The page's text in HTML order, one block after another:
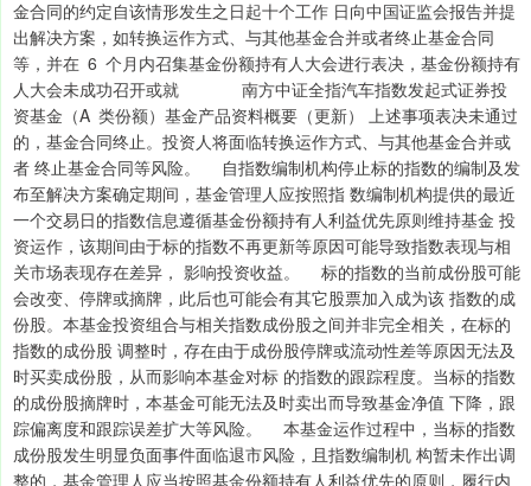
金合同的约定自该情形发生之日起十个工作 日向中国证监会报告并提
出解决方案，如转换运作方式、与其他基金合并或者终止基金合同
等，并在 6 个月内召集基金份额持有人大会进行表决，基金份额持有
人大会未成功召开或就 南方中证全指汽车指数发起式证券投
资基金（A 类份额）基金产品资料概要（更新） 上述事项表决未通过
的，基金合同终止。投资人将面临转换运作方式、与其他基金合并或
者 终止基金合同等风险。 自指数编制机构停止标的指数的编制及发
布至解决方案确定期间，基金管理人应按照指 数编制机构提供的最近
一个交易日的指数信息遵循基金份额持有人利益优先原则维持基金 投
资运作，该期间由于标的指数不再更新等原因可能导致指数表现与相
关市场表现存在差异， 影响投资收益。 标的指数的当前成份股可能
会改变、停牌或摘牌，此后也可能会有其它股票加入成为该 指数的成
份股。本基金投资组合与相关指数成份股之间并非完全相关，在标的
指数的成份股 调整时，存在由于成份股停牌或流动性差等原因无法及
时买卖成份股，从而影响本基金对标 的指数的跟踪程度。当标的指数
的成份股摘牌时，本基金可能无法及时卖出而导致基金净值 下降，跟
踪偏离度和跟踪误差扩大等风险。 本基金运作过程中，当标的指数
成份股发生明显负面事件面临退市风险，且指数编制机 构暂未作出调
整的，基金管理人应当按照基金份额持有人利益优先的原则，履行内